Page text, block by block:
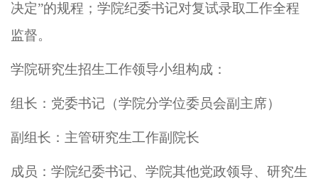
决定”的规程；学院纪委书记对复试录取工作全程
监督。
学院研究生招生工作领导小组构成：
组长：党委书记 （学院分学位委员会副主席）
副组长：主管研究生工作副院长
成员：学院纪委书记、学院其他党政领导、研究生